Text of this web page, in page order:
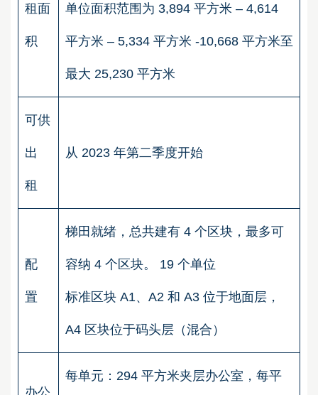
租面
积
单位面积范围为 3,894 平方米 – 4,614
平方米 – 5,334 平方米 -10,668 平方米至
最大 25,230 平方米
可供
出
租
从 2023 年第二季度开始
配
置
梯田就绪，总共建有 4 个区块，最多可
容纳 4 个区块。 19 个单位
标准区块 A1、A2 和 A3 位于地面层，
A4 区块位于码头层（混合）
办公
每单元：294 平方米夹层办公室，每平